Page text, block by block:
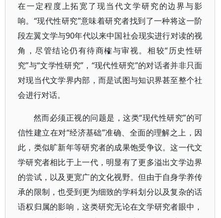
在一定程度上拓宽了现当代文学研究的边界与影
响。“现代性研究”意味着研究者找到了一种将这一阶
段左翼文学与90年代以来中国社会现实进行对读的视
角，尽管结论仍有待商榷与审视。相较“历史性研
究”与“文学性研究”，“现代性研究”的对话者并非只面
对现当代文学界内部，而是试图与知识界甚至整个社
会进行对话。
然而必须正视的问题是，这类“现代性研究”的可
信性建立在对“经济基础”准确、全面的理解之上，因
此，类似旷新年等研究者的成果饱受争议。这一代文
学研究者相比于上一代，明显有了更多溢出文学边界
的尝试，以及更宽广的文化视野。但由于自身学养传
承的限制，也受到更为细致的学科划分以及复杂的话
语权归属的影响，这类研究无论在文学研究者眼中，